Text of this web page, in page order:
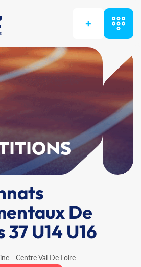
+
De
U14 U16
- Centre Val De Loire